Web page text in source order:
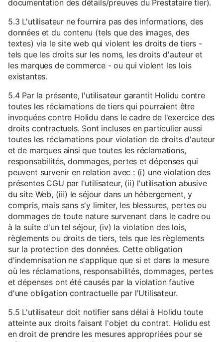
documentation des détails/preuves du Prestataire tier).
5.3 L'utilisateur ne fournira pas des informations, des
données et du contenu (tels que des images, des
textes) via le site web qui violent les droits de tiers -
tels que les droits sur les noms, les droits d'auteur et
les marques de commerce - ou qui violent les lois
existantes.
5.4 Par la présente, l'utilisateur garantit Holidu contre
toutes les réclamations de tiers qui pourraient être
invoquées contre Holidu dans le cadre de l'exercice des
droits contractuels. Sont incluses en particulier aussi
toutes les réclamations pour violation de droits d'auteur
et de marques ainsi que toutes les réclamations,
responsabilités, dommages, pertes et dépenses qui
peuvent survenir en relation avec : (i) une violation des
présentes CGU par l'utilisateur, (ii) l'utilisation abusive
du site Web, (iii) le séjour dans un hébergement, y
compris, mais sans s'y limiter, les blessures, pertes ou
dommages de toute nature survenant dans le cadre ou
à la suite d'un tel séjour, (iv) la violation des lois,
règlements ou droits de tiers, tels que les règlements
sur la protection des données. Cette obligation
d'indemnisation ne s'applique que si et dans la mesure
où les réclamations, responsabilités, dommages, pertes
et dépenses ont été causés par la violation fautive
d'une obligation contractuelle par l'Utilisateur.
5.5 L'utilisateur doit notifier sans délai à Holidu toute
atteinte aux droits faisant l'objet du contrat. Holidu est
en droit de prendre les mesures appropriées pour se